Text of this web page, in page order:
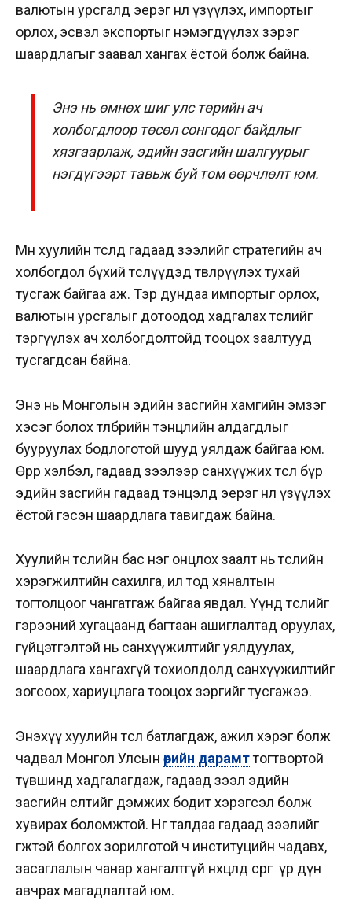
валютын урсгалд эерэг нөлөө үзүүлэх, импортыг
орлох, эсвэл экспортыг нэмэгдүүлэх зэрэг
шаардлагыг заавал хангах ёстой болж байна.
Энэ нь өмнөх шиг улс төрийн ач
холбогдлоор төсөл сонгодог байдлыг
хязгаарлаж, эдийн засгийн шалгуурыг
нэгдүгээрт тавьж буй том өөрчлөлт юм.
Мөн хуулийн төсөлд гадаад зээлийг стратегийн ач
холбогдол бүхий төслүүдэд төвлөрүүлэх тухай
тусгаж байгаа аж. Тэр дундаа импортыг орлох,
валютын урсгалыг дотоодод хадгалах төслийг
тэргүүлэх ач холбогдолтойд тооцох заалтууд
тусгагдсан байна.
Энэ нь Монголын эдийн засгийн хамгийн эмзэг
хэсэг болох төлбөрийн тэнцлийн алдагдлыг
бууруулах бодлоготой шууд уялдаж байгаа юм.
Өөрөөр хэлбэл, гадаад зээлээр санхүүжих төсөл бүр
эдийн засгийн гадаад тэнцэлд эерэг нөлөө үзүүлэх
ёстой гэсэн шаардлага тавигдаж байна.
Хуулийн төслийн бас нэг онцлох заалт нь төслийн
хэрэгжилтийн сахилга, ил тод хяналтын
тогтолцоог чангатгаж байгаа явдал. Үүнд төслийг
гэрээний хугацаанд багтаан ашиглалтад оруулах,
гүйцэтгэлтэй нь санхүүжилтийг уялдуулах,
шаардлага хангахгүй тохиолдолд санхүүжилтийг
зогсоох, хариуцлага тооцох зэргийг тусгажээ.
Энэхүү хуулийн төсөл батлагдаж, ажил хэрэг болж
чадвал Монгол Улсын өрийн дарамттогтвортой
түвшинд хадгалагдаж, гадаад зээл эдийн
засгийн өсөлтийг дэмжих бодит хэрэгсэл болж
хувирах боломжтой. Нөгөө талдаа гадаад зээлийг
өгөөжтэй болгох зорилготой ч институцийн чадавх,
засаглалын чанар хангалтгүй нөхцөлд сөрөг үр дүн
авчрах магадлалтай юм.